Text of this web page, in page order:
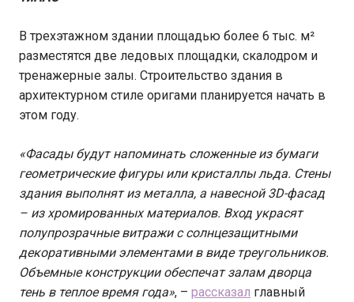
В трехэтажном здании площадью более 6 тыс. м²
разместятся две ледовых площадки, скалодром и
тренажерные залы. Строительство здания в
архитектурном стиле оригами планируется начать в
этом году.
«Фасады будут напоминать сложенные из бумаги
геометрические фигуры или кристаллы льда. Стены
здания выполнят из металла, а навесной 3D-фасад
– из хромированных материалов. Вход украсят
полупрозрачные витражи с солнцезащитными
декоративными элементами в виде треугольников.
Объемные конструкции обеспечат залам дворца
тень в теплое время года», – рассказал главный